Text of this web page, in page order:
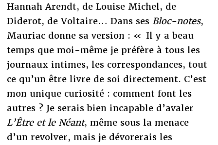
Hannah Arendt, de Louise Michel, de
Diderot, de Voltaire… Dans ses Bloc-notes,
Mauriac donne sa version : « Il y a beau
temps que moi-même je préfère à tous les
journaux intimes, les correspondances, tout
ce qu’un être livre de soi directement. C’est
mon unique curiosité : comment font les
autres ? Je serais bien incapable d’avaler
L’Être et le Néant, même sous la menace
d’un revolver, mais je dévorerais les